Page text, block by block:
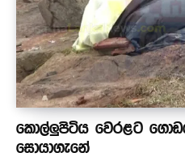
කොල්ලුපිටිය වෙරළට
සොයාගැනේ